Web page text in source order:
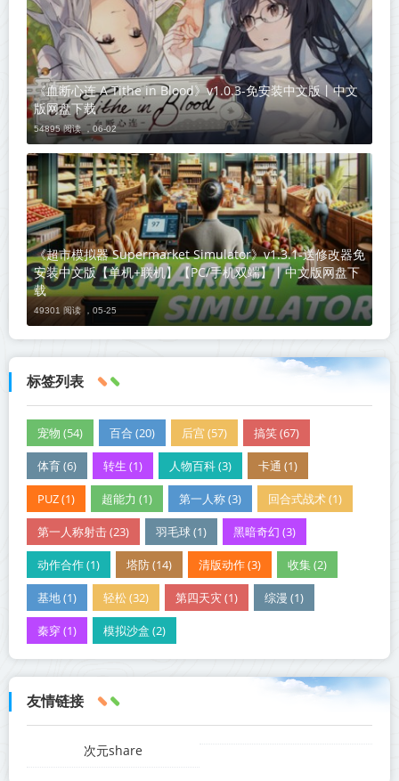
《血断心连 A Tithe in Blood》v1.0.3-免安装中文版丨中文
版网盘下载
54895 阅读 ， 06-02
《超市模拟器 Supermarket Simulator》v1.3.1-送修改器免
安装中文版【单机+联机】【PC/手机双端】丨中文版网盘下
载
49301 阅读 ， 05-25
标签列表
宠物 (54) 百合 (20) 后宫 (57) 搞笑 (67)
体育 (6) 转生 (1) 人物百科 (3) 卡通 (1)
PUZ (1) 超能力 (1) 第一人称 (3) 回合式战术 (1)
第一人称射击 (23) 羽毛球 (1) 黑暗奇幻 (3)
动作合作 (1) 塔防 (14) 清版动作 (3) 收集 (2)
基地 (1) 轻松 (32) 第四天灾 (1) 综漫 (1)
秦穿 (1) 模拟沙盒 (2)
友情链接
次元share